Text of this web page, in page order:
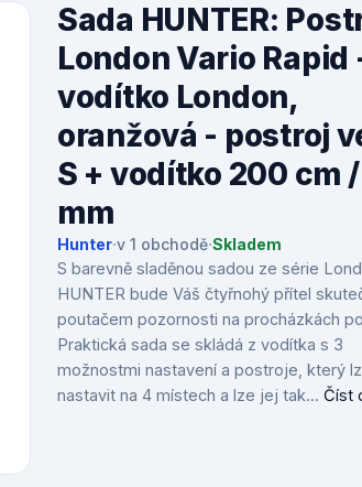
Sada HUNTER:
London Vario Rapid
vodítko London,
oranžová - postroj
S + vodítko 200 cm /
mm
Hunter·v 1 obchodě·Skladem
S barevně sladěnou sadou ze série
HUNTER bude Váš čtyřnohý přítel
poutačem pozornosti na procházkách
Praktická sada se skládá z vodítka s 3
možnostmi nastavení a postroje, který
nastavit na 4 místech a lze jej tak... Číst